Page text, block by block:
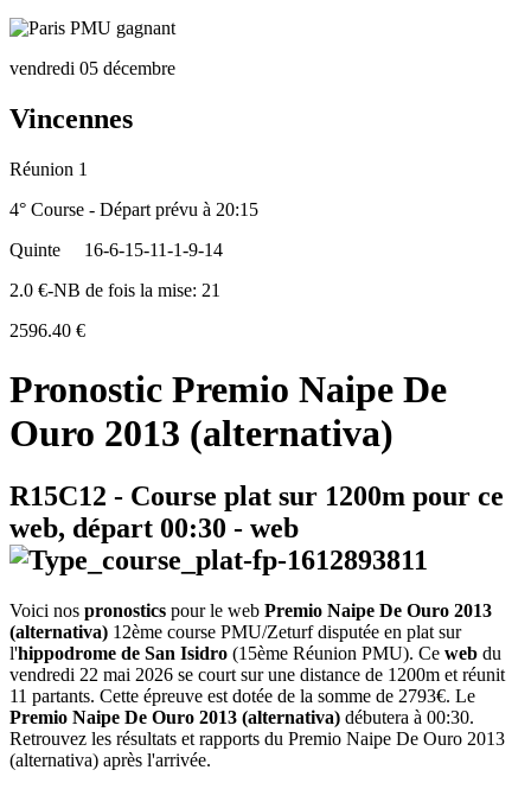
vendredi 05 décembre
Vincennes
Réunion 1
4° Course - Départ prévu à 20:15
Quinte
16-6-15-11-1-9-14
2.0 €-NB de fois la mise: 21
2596.40 €
Pronostic Premio Naipe De
Ouro 2013 (alternativa)
R15C12 - Course plat sur 1200m pour ce
web, départ 00:30 - web
Voici nos pronostics pour le web Premio Naipe De Ouro 2013
(alternativa) 12ème course PMU/Zeturf disputée en plat sur
l'hippodrome de San Isidro (15ème Réunion PMU). Ce web du
vendredi 22 mai 2026 se court sur une distance de 1200m et réunit
11 partants. Cette épreuve est dotée de la somme de 2793€. Le
Premio Naipe De Ouro 2013 (alternativa) débutera à 00:30.
Retrouvez les résultats et rapports du Premio Naipe De Ouro 2013
(alternativa) après l'arrivée.